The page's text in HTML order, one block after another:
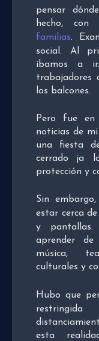
pensar
hecho, con
familias.
social. Al
íbamos a
trabajadores
los balcones.
Pero fue
noticias de
una fiesta
cerrado ¡a
protección y
Sin
estar cerca
y
aprender
música,
culturales y
Hubo que
esta